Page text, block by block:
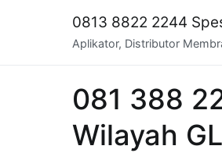
0813 8822 2244
Aplikator, Distributor
081 388
Wilayah